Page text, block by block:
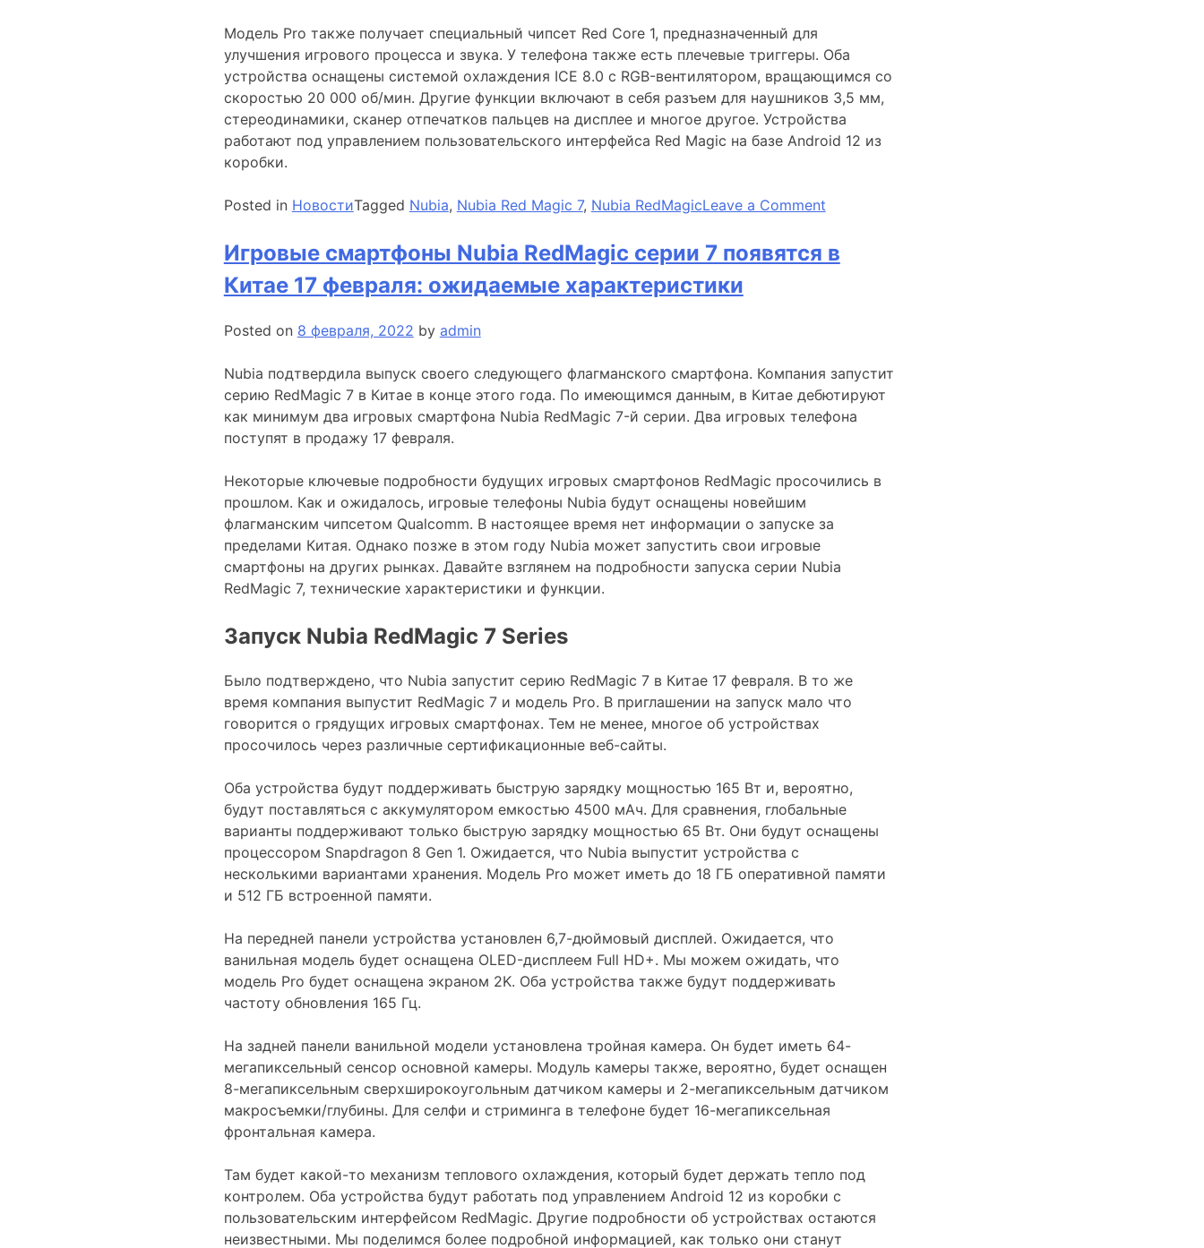
Модель Pro также получает специальный чипсет Red Core 1, предназначенный для
улучшения игрового процесса и звука. У телефона также есть плечевые триггеры. Оба
устройства оснащены системой охлаждения ICE 8.0 с RGB-вентилятором, вращающимся со
скоростью 20 000 об/мин. Другие функции включают в себя разъем для наушников 3,5 мм,
стереодинамики, сканер отпечатков пальцев на дисплее и многое другое. Устройства
работают под управлением пользовательского интерфейса Red Magic на базе Android 12 из
коробки.
Posted in НовостиTagged Nubia, Nubia Red Magic 7, Nubia RedMagicLeave a Commenton
игровой
смартфон
с
дисплеем
Snapdragon
1,
Гц:
характеристики
Игровые смартфоны Nubia RedMagic серии 7 появятся в
Китае 17 февраля: ожидаемые характеристики
Posted on 8 февраля, 2022 by admin
Nubia подтвердила выпуск своего следующего флагманского смартфона. Компания запустит
серию RedMagic 7 в Китае в конце этого года. По имеющимся данным, в Китае дебютируют
как минимум два игровых смартфона Nubia RedMagic 7-й серии. Два игровых телефона
поступят в продажу 17 февраля.
Некоторые ключевые подробности будущих игровых смартфонов RedMagic просочились в
прошлом. Как и ожидалось, игровые телефоны Nubia будут оснащены новейшим
флагманским чипсетом Qualcomm. В настоящее время нет информации о запуске за
пределами Китая. Однако позже в этом году Nubia может запустить свои игровые
смартфоны на других рынках. Давайте взглянем на подробности запуска серии Nubia
RedMagic 7, технические характеристики и функции.
Запуск Nubia RedMagic 7 Series
Было подтверждено, что Nubia запустит серию RedMagic 7 в Китае 17 февраля. В то же
время компания выпустит RedMagic 7 и модель Pro. В приглашении на запуск мало что
говорится о грядущих игровых смартфонах. Тем не менее, многое об устройствах
просочилось через различные сертификационные веб-сайты.
Оба устройства будут поддерживать быструю зарядку мощностью 165 Вт и, вероятно,
будут поставляться с аккумулятором емкостью 4500 мАч. Для сравнения, глобальные
варианты поддерживают только быструю зарядку мощностью 65 Вт. Они будут оснащены
процессором Snapdragon 8 Gen 1. Ожидается, что Nubia выпустит устройства с
несколькими вариантами хранения. Модель Pro может иметь до 18 ГБ оперативной памяти
и 512 ГБ встроенной памяти.
На передней панели устройства установлен 6,7-дюймовый дисплей. Ожидается, что
ванильная модель будет оснащена OLED-дисплеем Full HD+. Мы можем ожидать, что
модель Pro будет оснащена экраном 2K. Оба устройства также будут поддерживать
частоту обновления 165 Гц.
На задней панели ванильной модели установлена ​​тройная камера. Он будет иметь 64-
мегапиксельный сенсор основной камеры. Модуль камеры также, вероятно, будет оснащен
8-мегапиксельным сверхширокоугольным датчиком камеры и 2-мегапиксельным датчиком
макросъемки/глубины. Для селфи и стриминга в телефоне будет 16-мегапиксельная
фронтальная камера.
Там будет какой-то механизм теплового охлаждения, который будет держать тепло под
контролем. Оба устройства будут работать под управлением Android 12 из коробки с
пользовательским интерфейсом RedMagic. Другие подробности об устройствах остаются
неизвестными. Мы поделимся более подробной информацией, как только они станут